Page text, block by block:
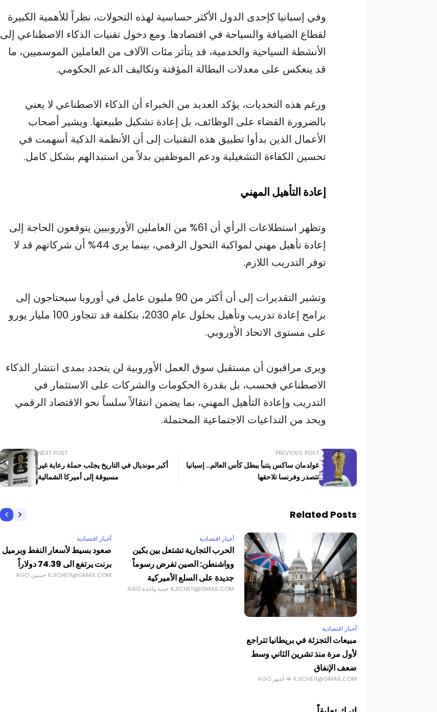
وفي إسبانيا كإحدى الدول الأكثر حساسية لهذه التحولات، نظراً للأهمية الكبيرة
لقطاع الضيافة والسياحة في اقتصادها. ومع دخول تقنيات الذكاء الاصطناعي إلى
الأنشطة السياحية والخدمية، قد يتأثر مئات الآلاف من العاملين الموسميين، ما
قد ينعكس على معدلات البطالة المؤقتة وتكاليف الدعم الحكومي.
ورغم هذه التحديات، يؤكد العديد من الخبراء أن الذكاء الاصطناعي لا يعني
بالضرورة القضاء على الوظائف، بل إعادة تشكيل طبيعتها. ويشير أصحاب
الأعمال الذين بدأوا تطبيق هذه التقنيات إلى أن الأنظمة الذكية أسهمت في
تحسين الكفاءة التشغيلية ودعم الموظفين بدلاً من استبدالهم بشكل كامل.
إعادة التأهيل المهني
وتظهر استطلاعات الرأي أن 61% من العاملين الأوروبيين يتوقعون الحاجة إلى
إعادة تأهيل مهني لمواكبة التحول الرقمي، بينما يرى 44% أن شركاتهم قد لا
توفر التدريب اللازم.
وتشير التقديرات إلى أن أكثر من 90 مليون عامل في أوروبا سيحتاجون إلى
برامج إعادة تدريب وتأهيل بحلول عام 2030، بتكلفة قد تتجاوز 100 مليار يورو
على مستوى الاتحاد الأوروبي.
ويرى مراقبون أن مستقبل سوق العمل الأوروبية لن يتحدد بمدى انتشار الذكاء
الاصطناعي فحسب، بل بقدرة الحكومات والشركات على الاستثمار في
التدريب وإعادة التأهيل المهني، بما يضمن انتقالاً سلساً نحو الاقتصاد الرقمي
ويحد من التداعيات الاجتماعية المحتملة.
PREVIOUS POST
غولدمان ساكس يتنبأ ببطل كأس العالم.. إسبانيا
تتصدر وفرنسا تلاحقها
NEXT POST
أكبر مونديال في التاريخ يجلب حملة رعاية غير
مسبوقة إلى أميركا الشمالية
Related Posts
أخبار اقتصادية
مبيعات التجزئة في بريطانيا تتراجع
لأول مرة منذ تشرين الثاني وسط
ضعف الإنفاق
KJICHE11@GMAIL.COM 4 أشهر AGO
أخبار اقتصادية
الحرب التجارية تشتعل بين بكين
وواشنطن: الصين تفرض رسوماً
جديدة على السلع الأميركية
KJICHE11@GMAIL.COM سنة واحدة AGO
أخبار اقتصادية
صعود بسيط لأسعار النفط وبرميل
برنت يرتفع الى 74.39 دولاراً
KJICHE11@GMAIL.COM سنتين AGO